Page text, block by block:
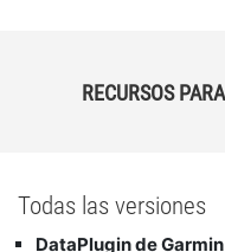
RECURSOS
Todas las versiones
DataPlugin de